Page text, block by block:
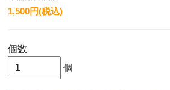
1,500円(税込)
個数
個